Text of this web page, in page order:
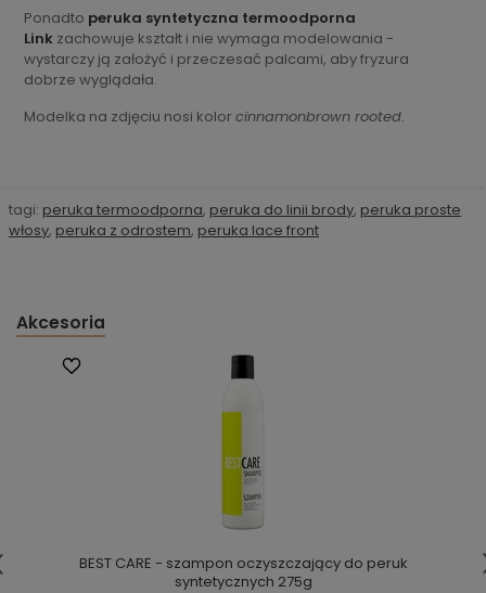
Ponadto peruka syntetyczna termoodporna
Link zachowuje kształt i nie wymaga modelowania -
wystarczy ją założyć i przeczesać palcami, aby fryzura
dobrze wyglądała.
Modelka na zdjęciu nosi kolor cinnamonbrown rooted.
tagi: peruka termoodporna, peruka do linii brody, peruka proste
włosy, peruka z odrostem, peruka lace front
Akcesoria
BEST CARE - szampon oczyszczający do peruk
syntetycznych 275g